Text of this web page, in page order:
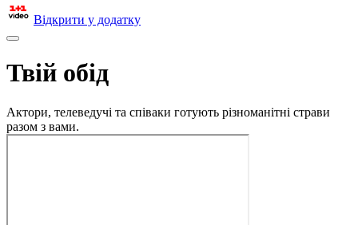
Відкрити у додатку
Твій обід
Актори, телеведучі та співаки готують різноманітні страви
разом з вами.